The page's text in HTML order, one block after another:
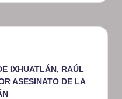
IXHUATLÁN, RAÚL
ASESINATO DE LA